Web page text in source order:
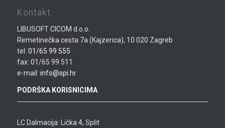
Kontakt
LIBUSOFT CICOM d.o.o.
Remetinečka cesta 7a (Kajzerica), 10 020 Zagreb
tel: 01/65 99 555
fax: 01/65 99 511
e-mail: info@spi.hr
PODRŠKA KORISNICIMA
LC Dalmacija: Lička 4, Split